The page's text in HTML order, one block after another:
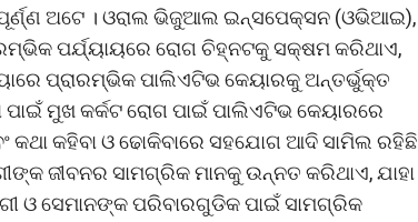
ଅଟେ । ଓରାଲ ଭିଜୁଆଲ ଇନ୍ସପେକ୍ସନ (ଓଭିଆଇ),
ପର୍ଯ୍ୟାୟରେ ରୋଗ ଚିହ୍ନଟକୁ ସକ୍ଷମ କରିଥାଏ,
ପ୍ରାରମ୍ଭିକ ପାଲିଏଟିଭ କେୟାରକୁ ଅନ୍ତର୍ଭୁକ୍ତ
ମୁଖ କର୍କଟ ରୋଗ ପାଇଁ ପାଲିଏଟିଭ କେୟାରରେ
କଥା କହିବା ଓ ଢୋକିବାରେ ସହଯୋଗ ଆଦି ସାମିଲ ରହିଛି
ଜୀବନର ସାମଗ୍ରିକ ମାନକୁ ଉନ୍ନତ କରିଥାଏ, ଯାହା
ଓ ସେମାନଙ୍କ ପରିବାରଗୁଡିକ ପାଇଁ ସାମଗ୍ରିକ